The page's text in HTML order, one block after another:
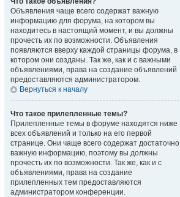
Объявления чаще всего содержат важную
информацию для форума, на котором вы
находитесь в настоящий момент, и вы должны
прочесть их по возможности. Объявления
появляются вверху каждой страницы форума, в
котором они созданы. Так же, как и с важными
объявлениями, права на создание объявлений
предоставляются администратором.
Вернуться к началу
Что такое прилепленные темы?
Прилепленные темы в форуме находятся ниже
всех объявлений и только на его первой
странице. Они чаще всего содержат достаточно
важную информацию, поэтому вы должны
прочесть их по возможности. Так же, как и с
объявлениями, права на создание
прилепленных тем предоставляются
администратором конференции.